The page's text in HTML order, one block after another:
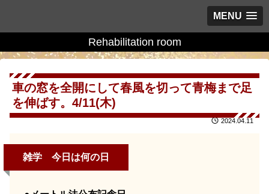
MENU
Rehabilitation room
車の窓を全開にして春風を切って青梅まで足
を伸ばす。4/11(木)
2024.04.11
雑学 今日は何の日